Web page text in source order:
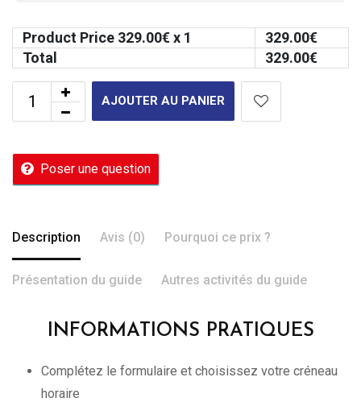
Product Price 329.00€ x 1 329.00€
Total
329.00€
AJOUTER AU PANIER
Poser une question
Description Avis (0) Pourquoi ce prix ?
Présentation du guide Autres activités du guide
INFORMATIONS PRATIQUES
Complétez le formulaire et choisissez votre créneau
horaire